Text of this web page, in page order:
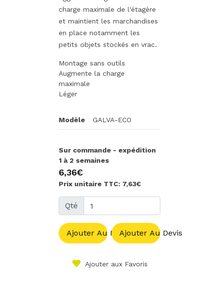
charge maximale de l'étagère
et maintient les marchandises
en place notamment les
petits objets stockés en vrac.
Montage sans outils
Augmente la charge
maximale
Léger
Modèle GALVA-ECO
Sur commande - expédition
1 à 2 semaines
6,36€
Prix unitaire TTC: 7,63€
Qté
Ajouter Au PanierAjouter Au Devis
Ajouter aux Favoris